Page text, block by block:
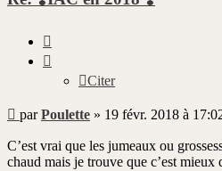
Citer
Message
non
lu
parPoulette » 19 févr. 2018 à
C’est vrai que les jumeaux ou
chaud mais je trouve que c’est mieux